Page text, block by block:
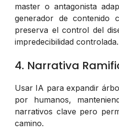
master o antagonista
generador de contenido
preserva el control del
impredecibilidad controlada.
4. Narrativa
Usar IA para expandir
por humanos,
narrativos clave pero
camino.